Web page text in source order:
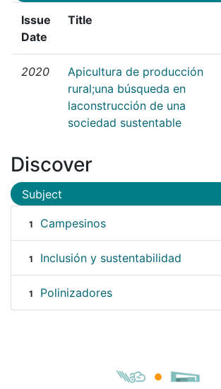
Issue
Date
Title
2020
Apicultura de producción
rural;una búsqueda en
laconstrucción de una
sociedad sustentable
Discover
Subject
1 Campesinos
1 Inclusión y sustentabilidad
1 Polinizadores